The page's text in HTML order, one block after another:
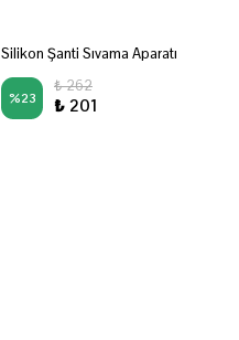
Silikon Şanti Sıvama Aparatı
%23
₺ 262
₺ 201